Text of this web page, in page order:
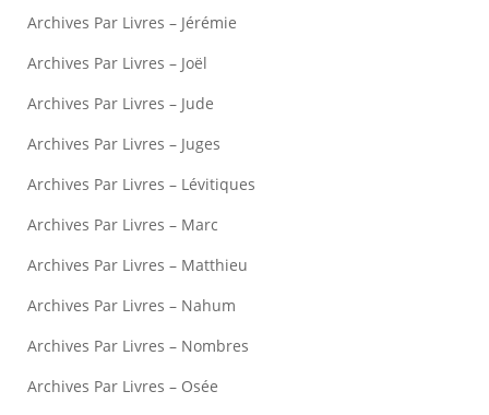
Archives Par Livres – Jérémie
Archives Par Livres – Joël
Archives Par Livres – Jude
Archives Par Livres – Juges
Archives Par Livres – Lévitiques
Archives Par Livres – Marc
Archives Par Livres – Matthieu
Archives Par Livres – Nahum
Archives Par Livres – Nombres
Archives Par Livres – Osée